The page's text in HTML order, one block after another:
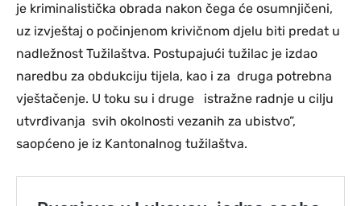
je kriminalistička obrada nakon čega će osumnjičeni,
uz izvještaj o počinjenom krivičnom djelu biti predat u
nadležnost Tužilaštva. Postupajući tužilac je izdao
naredbu za obdukciju tijela, kao i za druga potrebna
vještačenje. U toku su i druge istražne radnje u cilju
utvrđivanja svih okolnosti vezanih za ubistvo”,
saopćeno je iz Kantonalnog tužilaštva.